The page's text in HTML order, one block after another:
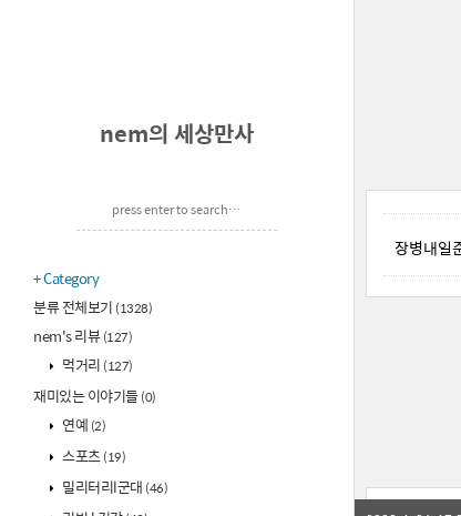
nem의 세상만사
Category
분류 전체보기 (1328)
nem's 리뷰(127)
먹거리 (127)
재미있는 이야기들(0)
연예 (2)
스포츠(19)
밀리터리l군대 (46)
장병내일